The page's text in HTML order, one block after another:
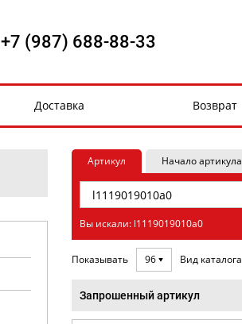
+7 (987) 688-88-33
Доставка Возврат
Артикул Начало артикула
Вы искали: l1119019010a0
Показывать 96 Вид каталога
Запрошенный артикул